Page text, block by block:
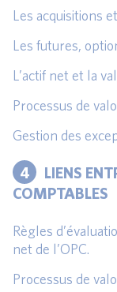
Les acquisitions
Les futures,
L’actif net et la
Processus de
Gestion des
4
LIENS
COMPTABLES
Règles
net de l’OPC.
Processus de